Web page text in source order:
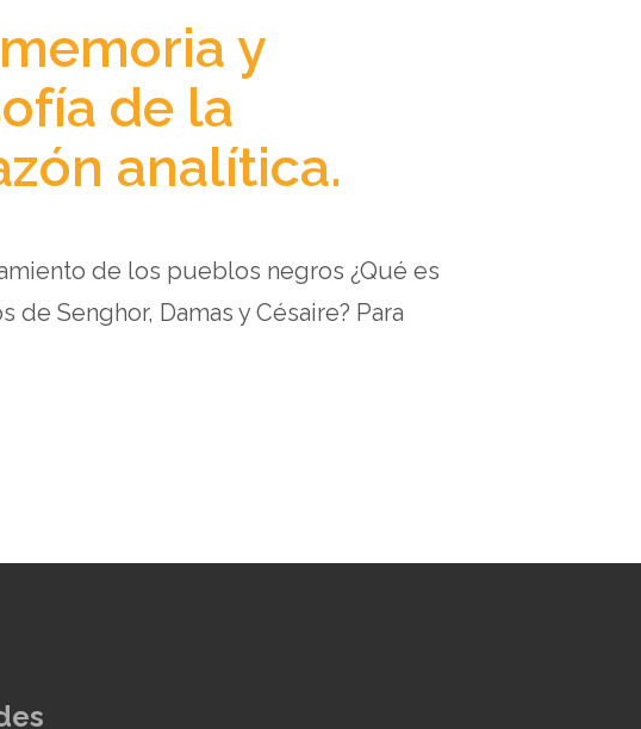
y
de la
analítica.
de los pueblos negros ¿Qué es
Senghor, Damas y Césaire? Para